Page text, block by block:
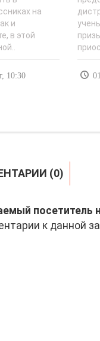
в..на
и
в этой
10:30
(0)
посетитель
к данной